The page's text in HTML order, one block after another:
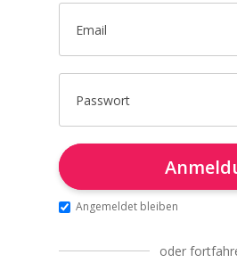
Email
Passwort
Angemeldet bleiben
oder